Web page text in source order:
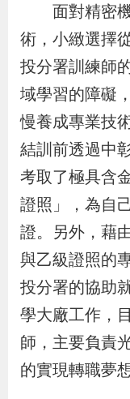
連
結
網
站
導
覽
民
意
信
箱
文
字
客
服
統
計
資
訊
E
n
g
l
i
s
h
回
首
頁
R
S
S
隱
私
面對精密機
術，小緻選擇
投分署訓練師
域學習的障礙
慢養成專業技
結訓前透過中
考取了極具含
證照」，為自
證。另外，藉
與乙級證照的
投分署的協助
學大廠工作，
師，主要負責
的實現轉職夢